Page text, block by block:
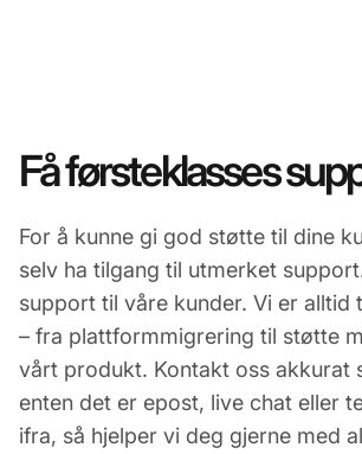
Få førsteklasses
For å kunne gi god støtte til dine
selv ha tilgang til utmerket
support til våre kunder. Vi er alltid
– fra plattformmigrering til støtte
vårt produkt. Kontakt oss akkurat
enten det er epost, live chat eller
ifra, så hjelper vi deg gjerne med